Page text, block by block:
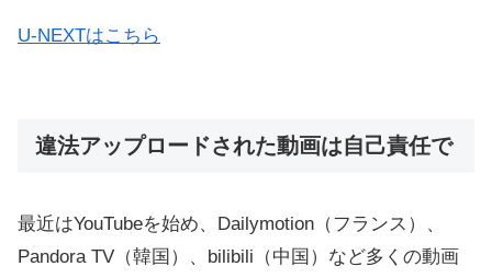
U-NEXTはこちら
違法アップロードされた動画は自己責任で
最近はYouTubeを始め、Dailymotion（フランス）、
Pandora TV（韓国）、bilibili（中国）など多くの動画